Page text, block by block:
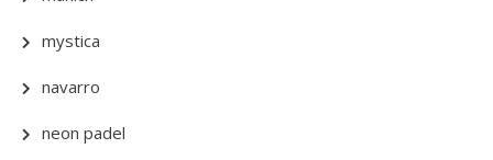
mystica
navarro
neon padel